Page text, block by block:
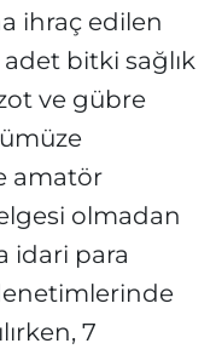
ihraç edilen
bitki sağlık
ve gübre
amatör
olmadan
idari para
7